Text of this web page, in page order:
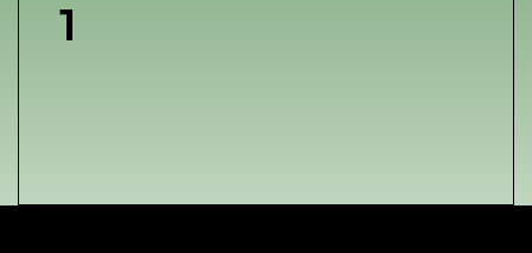
1